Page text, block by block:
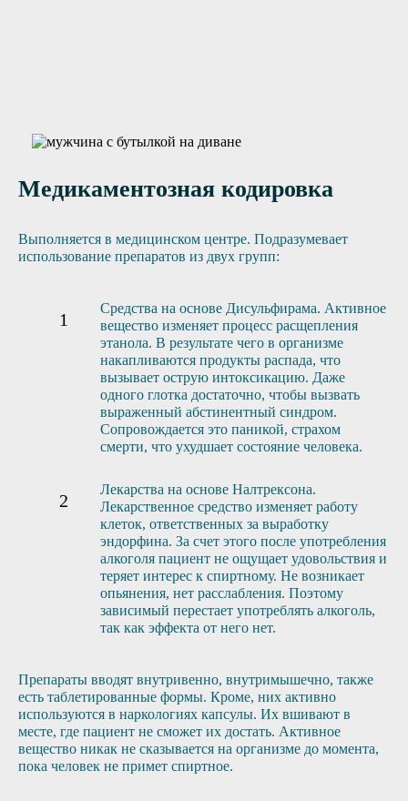
Медикаментозная кодировка
Выполняется в медицинском центре. Подразумевает
использование препаратов из двух групп:
Средства на основе Дисульфирама. Активное
вещество изменяет процесс расщепления
этанола. В результате чего в организме
накапливаются продукты распада, что
вызывает острую интоксикацию. Даже
одного глотка достаточно, чтобы вызвать
выраженный абстинентный синдром.
Сопровождается это паникой, страхом
смерти, что ухудшает состояние человека.
Лекарства на основе Налтрексона.
Лекарственное средство изменяет работу
клеток, ответственных за выработку
эндорфина. За счет этого после употребления
алкоголя пациент не ощущает удовольствия и
теряет интерес к спиртному. Не возникает
опьянения, нет расслабления. Поэтому
зависимый перестает употреблять алкоголь,
так как эффекта от него нет.
Препараты вводят внутривенно, внутримышечно, также
есть таблетированные формы. Кроме, них активно
используются в наркологиях капсулы. Их вшивают в
месте, где пациент не сможет их достать. Активное
вещество никак не сказывается на организме до момента,
пока человек не примет спиртное.